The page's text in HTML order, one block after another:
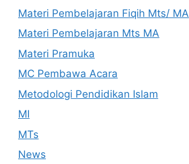
Materi Pembelajaran Fiqih Mts/ MA
Materi Pembelajaran Mts MA
Materi Pramuka
MC Pembawa Acara
Metodologi Pendidikan Islam
MI
MTs
News